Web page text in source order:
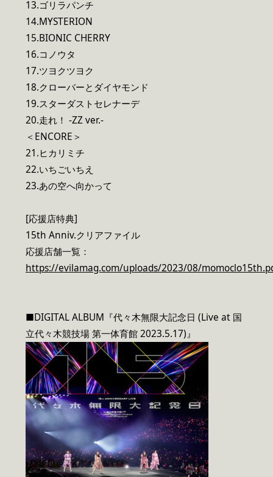
13.ゴリラパンチ
14.MYSTERION
15.BIONIC CHERRY
16.コノウタ
17.ツヨクツヨク
18.クローバーとダイヤモンド
19.スターダストセレナーデ
20.走れ！ -ZZ ver.-
＜ENCORE＞
21.ヒカリミチ
22.いちごいちえ
23.あの空へ向かって
[応援店特典]
15th Anniv.クリアファイル
応援店舗一覧：
https://evilamag.com/uploads/2023/08/
■DIGITAL ALBUM『代々木無限大記念日 (Live at 国
立代々木競技場 第一体育館 2023.5.17)』